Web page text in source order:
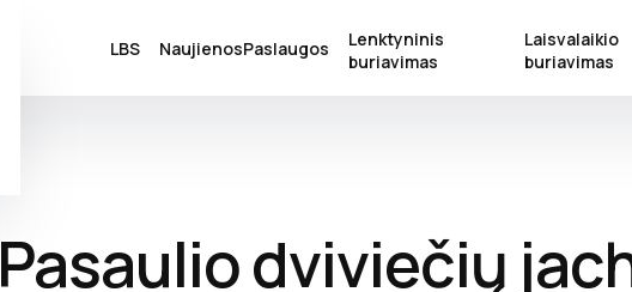
LBS NaujienosPaslaugos
Lenktyninis
buriavimas
Laisvalaikio
buriavimas
Pasaulio dviviečių